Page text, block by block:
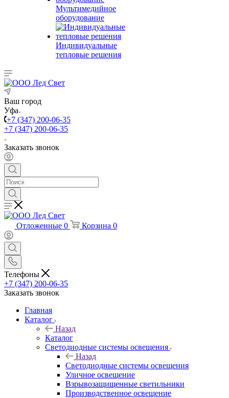
Мультимедийное
оборудование
Индивидуальные
тепловые решения
Ваш город
Уфа
+7 (347) 200-06-35
+7 (347) 200-06-35
Заказать звонок
Отложенные 0 Корзина 0
Телефоны
+7 (347) 200-06-35
Заказать звонок
Главная
Каталог
Назад
Каталог
Светодиодные системы освещения
Назад
Светодиодные системы освещения
Уличное освещение
Взрывозащищенные светильники
Производственное освещение